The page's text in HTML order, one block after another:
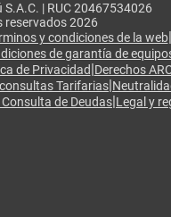
| RUC 20467534026
reservados 2026
y condiciones de la web|
de garantía de
de Privacidad|Derechos
Tarifarias|
de Deudas|Legal y